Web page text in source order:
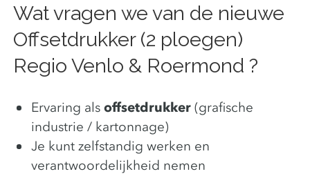
Wat vragen we van de nieuwe
Offsetdrukker (2 ploegen)
Regio Venlo & Roermond ?
Ervaring alsoffsetdrukker (grafische
industrie / kartonnage)
Je kunt zelfstandig werken en
verantwoordelijkheid nemen